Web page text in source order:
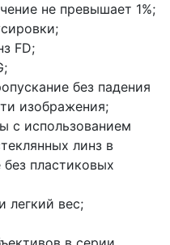
не превышает 1%;
FD;
без падения
изображения;
с использованием
линз в
пластиковых
легкий вес;